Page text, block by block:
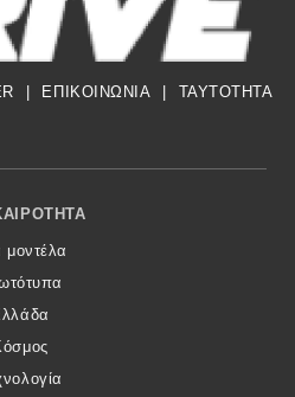
| ΕΠΙΚΟΙΝΩΝΙΑ | TAYTOTHTA
Menu
μοντέλα